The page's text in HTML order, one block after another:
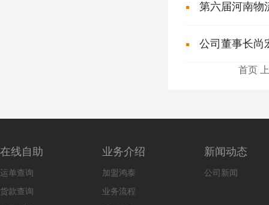
第六届河南物
公司董事长尚
首页
在线自助
运单查询
货款查询
业务介绍
加盟鸿泰
业务流程
新闻动态
公司新闻